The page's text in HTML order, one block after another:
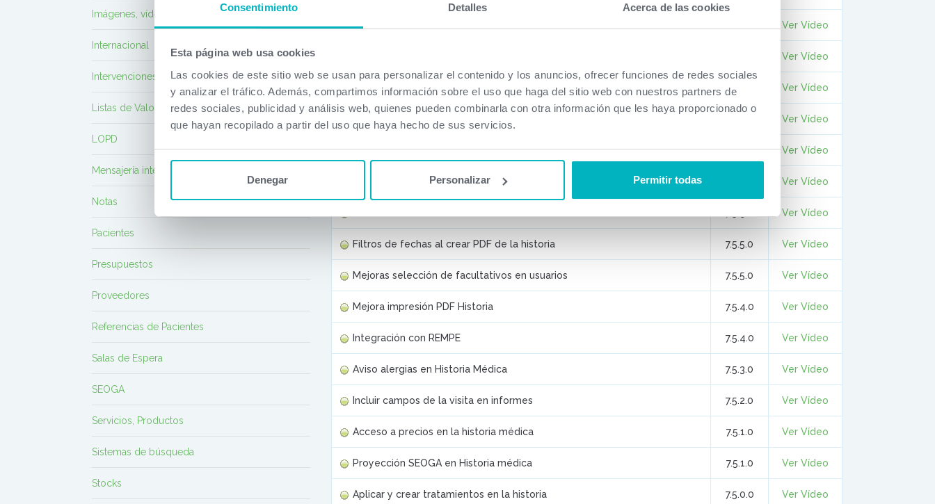
Consentimiento Detalles Acerca de las cookies
Esta página web usa cookies
Las cookies de este sitio web se usan para personalizar el contenido y los anuncios, ofrecer funciones de redes sociales
y analizar el tráfico. Además, compartimos información sobre el uso que haga del sitio web con nuestros partners de
redes sociales, publicidad y análisis web, quienes pueden combinarla con otra información que les haya proporcionado o
que hayan recopilado a partir del uso que haya hecho de sus servicios.
Denegar Personalizar Permitir todas
Imágenes, vídeo, DICOM
Internacional
Intervenciones
Listas de Valores
LOPD
Mensajería interna
Notas
Pacientes
Presupuestos
Proveedores
Referencias de Pacientes
Salas de Espera
SEOGA
Servicios, Productos
Sistemas de búsqueda
Stocks
Crear pruebas desde la visita en la historia médica Ver Vídeo
Ver Vídeo
Columna de delegación en lista de la historia médica 7.6.2.0 Ver Vídeo
Medicamentos visibles en Historia Médica Ver Vídeo
Ampliar visión texto Historia 7.6.1.0 Ver Vídeo
Traza para cambios en la historia médica Ver Vídeo
Ver Vídeo
Filtros de fechas al crear PDF de la historia 7.5.5.0 Ver Vídeo
Mejoras selección de facultativos en usuarios 7.5.5.0 Ver Vídeo
Mejora impresión PDF Historia 7.5.4.0 Ver Vídeo
Integración con REMPE 7.5.4.0 Ver Vídeo
Aviso alergias en Historia Médica 7.5.3.0 Ver Vídeo
Incluir campos de la visita en informes 7.5.2.0 Ver Vídeo
Acceso a precios en la historia médica 7.5.1.0 Ver Vídeo
Proyección SEOGA en Historia médica 7.5.1.0 Ver Vídeo
Aplicar y crear tratamientos en la historia 7.5.0.0 Ver Vídeo